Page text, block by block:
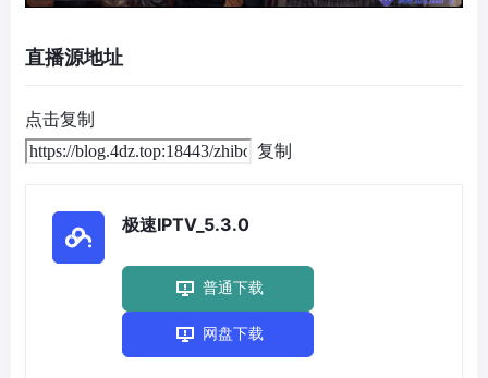
直播源地址
点击复制
复制
极速IPTV_5.3.0
普通下载
网盘下载